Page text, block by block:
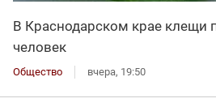
В Краснодарском крае клещи
человек
Общество вчера, 19:50